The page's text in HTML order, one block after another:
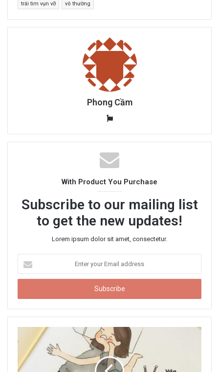
trái tim vụn vỡ vô thường
Phong Cầm
W
b
s
i
e
With Product You Purchase
Subscribe to our mailing list
to get the new updates!
Lorem ipsum dolor sit amet, consectetur.
t
r
y
r
m